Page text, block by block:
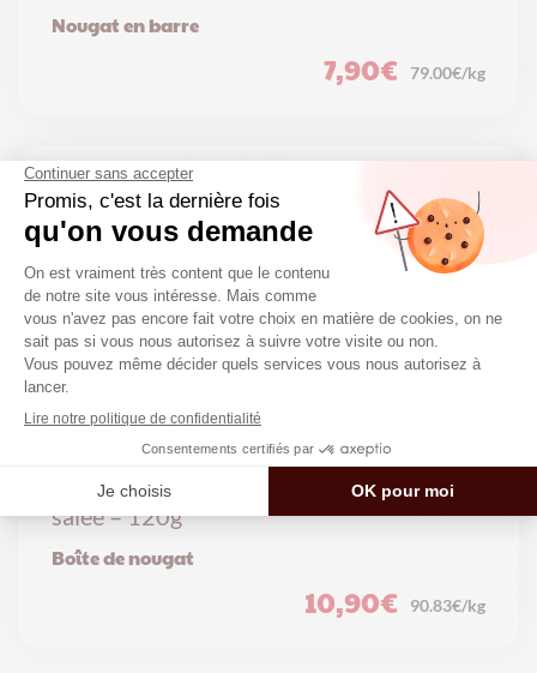
Nougat en barre
7,90€ 79.00€/kg
Boite cube de Nougat au caramel beure
salée – 120g
Boîte de nougat
10,90€ 90.83€/kg